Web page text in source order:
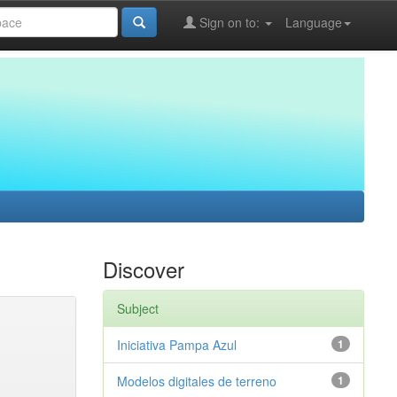
Language
Sign on to:
Discover
Subject
1
Iniciativa Pampa Azul
1
Modelos digitales de terreno